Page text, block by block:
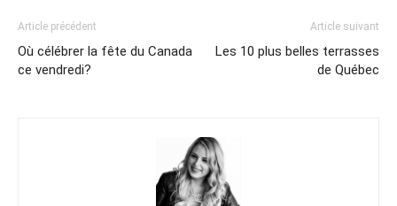
Article précédent
Où célébrer la fête du Canada
ce vendredi?
Article suivant
Les 10 plus belles terrasses
de Québec